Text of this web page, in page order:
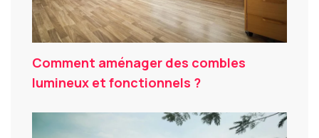
Comment aménager des combles
lumineux et fonctionnels ?